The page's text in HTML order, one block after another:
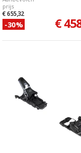
prijs
€ 655,32
-30% €